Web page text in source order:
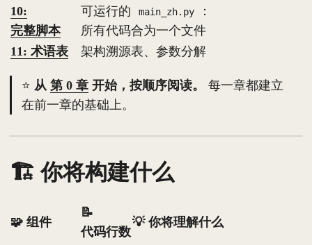
10:
完整脚本
可运行的 main_zh.py
：
所有代码合为一个文件
11: 术语表
架构溯源表、参数分解
⭐ 从 第 0 章 开始，按顺序阅读。
每一章都建立
在前一章的基础上。
🏗️ 你将构建什么
🧩 组件
📝
代码行数
💡 你将理解什么